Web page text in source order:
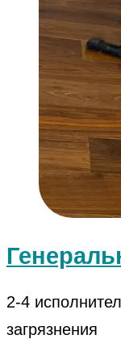
2-4
загрязнения